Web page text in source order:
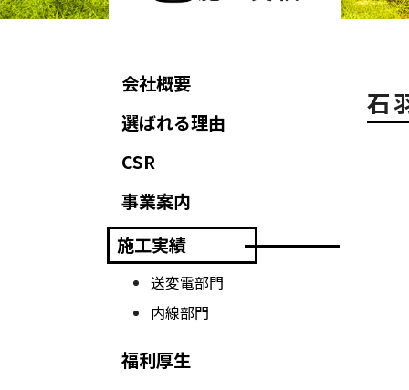
会社概要
選ばれる理由
CSR
事業案内
施工実績
送変電部門
内線部門
福利厚生
石